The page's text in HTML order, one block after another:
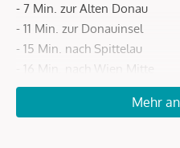
- 7 Min. zur Alten Donau
- 11 Min. zur Donauinsel
- 15 Min. nach Spittelau
- 16 Min. nach Wien Mitte
Mehr